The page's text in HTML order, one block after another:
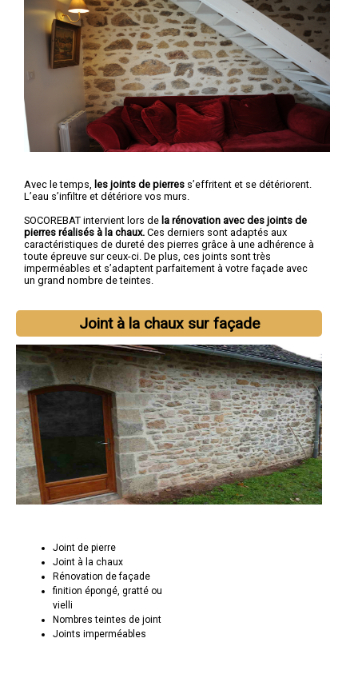
Avec le temps, les joints de pierres s’effritent et se détériorent.
L’eau s’infiltre et détériore vos murs.
SOCOREBAT intervient lors de la rénovation avec des joints de
pierres réalisés à la chaux. Ces derniers sont adaptés aux
caractéristiques de dureté des pierres grâce à une adhérence à
toute épreuve sur ceux-ci. De plus, ces joints sont très
imperméables et s’adaptent parfaitement à votre façade avec
un grand nombre de teintes.
Joint à la chaux sur façade
Joint de pierre
Joint à la chaux
Rénovation de façade
finition épongé, gratté ou
vielli
Nombres teintes de joint
Joints imperméables